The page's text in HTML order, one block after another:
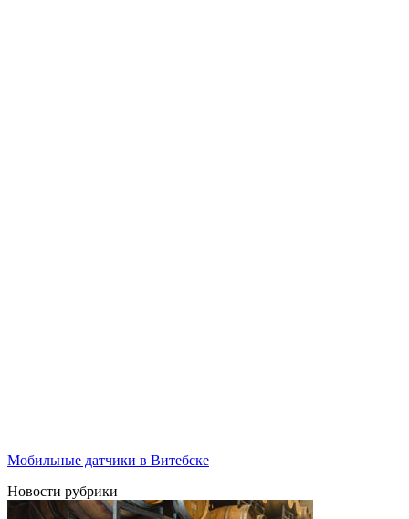
Мобильные датчики в Витебске
Новости рубрики